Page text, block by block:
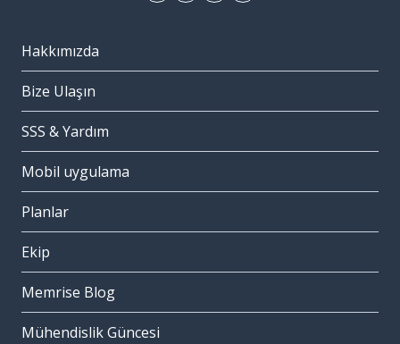
Hakkımızda
Bize Ulaşın
SSS & Yardım
Mobil uygulama
Planlar
Ekip
Memrise Blog
Mühendislik Güncesi